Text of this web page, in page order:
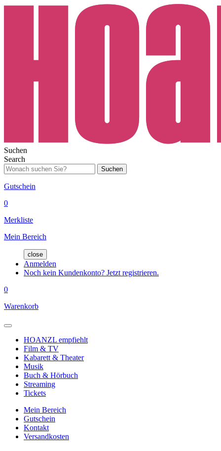
Suchen
Search
Suchen
Gutschein
0
Merkliste
Mein Bereich
close
Anmelden
Noch kein Kundenkonto? Jetzt registrieren.
0
Warenkorb
HOANZL empfiehlt
Film & TV
Kabarett & Theater
Musik
Buch & Hörbuch
Streaming
Tickets
Mein Bereich
Gutschein
Kontakt
Versandkosten